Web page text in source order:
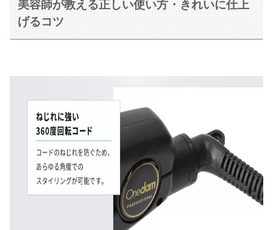
美容師が教える正しい使い方・きれいに仕上
げるコツ